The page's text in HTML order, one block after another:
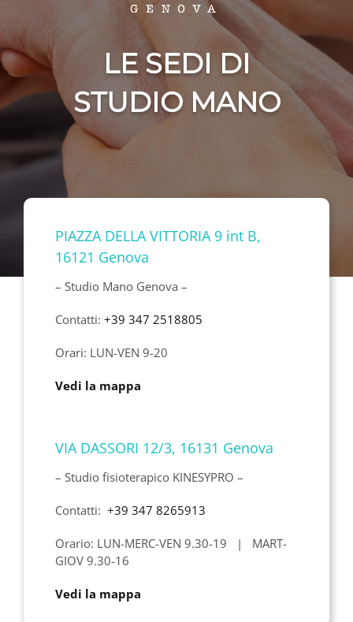
LE SEDI DI
STUDIO MANO
PIAZZA DELLA VITTORIA 9 int B,
16121 Genova
– Studio Mano Genova –
Contatti: +39 347 2518805
Orari: LUN-VEN 9-20
Vedi la mappa
VIA DASSORI 12/3, 16131 Genova
– Studio fisioterapico KINESYPRO –
Contatti: +39 347 8265913
Orario: LUN-MERC-VEN 9.30-19 | MART-
GIOV 9.30-16
Vedi la mappa